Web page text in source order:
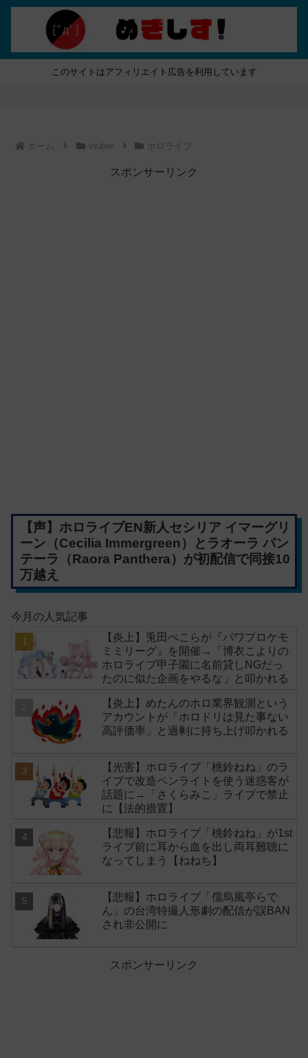
このサイトはアフィリエイト広告を利用しています
ホーム vtuber ホロライブ
スポンサーリンク
【声】ホロライブEN新人セシリア イマーグリ
ーン（Cecilia Immergreen）とラオーラ パン
テーラ（Raora Panthera）が初配信で同接10
万越え
今月の人気記事
【炎上】兎田ぺこらが『パワプロケモ
ミミリーグ』を開催→「博衣こよりの
ホロライブ甲子園に名前貸しNGだっ
たのに似た企画をやるな」と叩かれる
【炎上】めたんのホロ業界観測という
アカウントが「ホロドリは見た事ない
高評価率」と過剰に持ち上げ叩かれる
【光害】ホロライブ「桃鈴ねね」のラ
イブで改造ペンライトを使う迷惑客が
話題に→「さくらみこ」ライブで禁止
に【法的措置】
【悲報】ホロライブ「桃鈴ねね」が1st
ライブ前に耳から血を出し両耳難聴に
なってしまう【ねねち】
【悲報】ホロライブ「儒烏風亭らで
ん」の台湾特撮人形劇の配信が誤BAN
され非公開に
スポンサーリンク